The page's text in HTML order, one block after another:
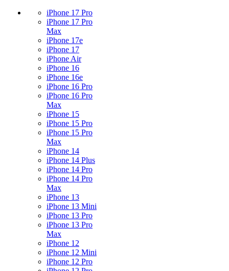
iPhone 17 Pro
iPhone 17 Pro
Max
iPhone 17e
iPhone 17
iPhone Air
iPhone 16
iPhone 16e
iPhone 16 Pro
iPhone 16 Pro
Max
iPhone 15
iPhone 15 Pro
iPhone 15 Pro
Max
iPhone 14
iPhone 14 Plus
iPhone 14 Pro
iPhone 14 Pro
Max
iPhone 13
iPhone 13 Mini
iPhone 13 Pro
iPhone 13 Pro
Max
iPhone 12
iPhone 12 Mini
iPhone 12 Pro